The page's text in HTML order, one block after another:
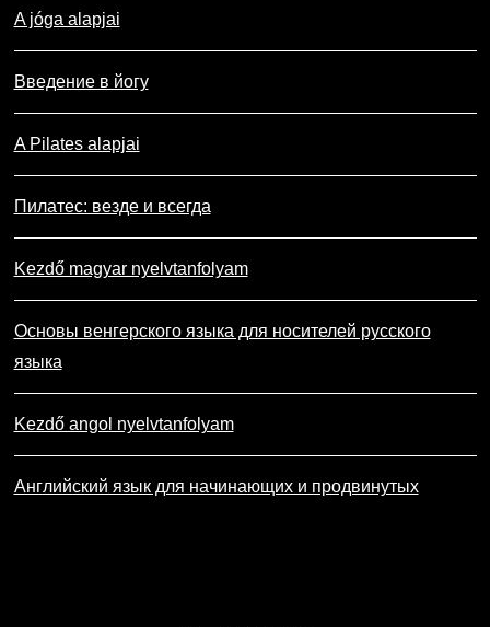
A jóga alapjai
Введение в йогу
A Pilates alapjai
Пилатес: везде и всегда
Kezdő magyar nyelvtanfolyam
Основы венгерского языка для носителей русского
языка
Kezdő angol nyelvtanfolyam
Английский язык для начинающих и продвинутых